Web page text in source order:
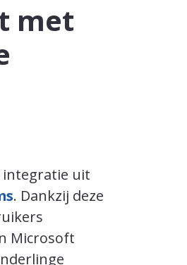
met
integratie uit
. Dankzij deze
Microsoft